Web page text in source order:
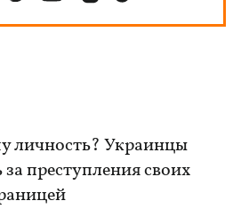
личность? Украинцы
преступления своих